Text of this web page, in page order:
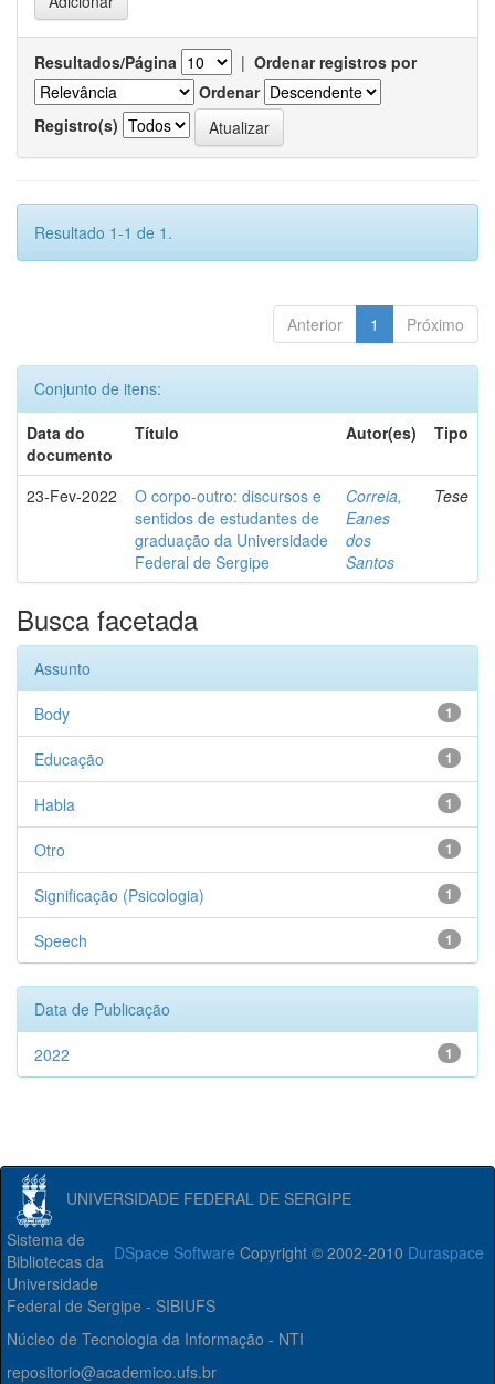
Resultados/Página | Ordenar registros por
Ordenar
Registro(s)
Resultado 1-1 de 1.
Anterior 1 Próximo
Conjunto de itens:
Data do
documento
Título Autor(es) Tipo
23-Fev-2022
O corpo-outro: discursos e
sentidos de estudantes de
graduação da Universidade
Federal de Sergipe
Correia,
Eanes
dos
Santos
Tese
Busca facetada
Assunto
1
Body
1
Educação
1
Habla
1
Otro
1
Significação (Psicologia)
1
Speech
Data de Publicação
1
2022
UNIVERSIDADE FEDERAL DE SERGIPE
DSpace Software Copyright © 2002-2010 Duraspace
Sistema de
Bibliotecas da
Universidade
Federal de Sergipe - SIBIUFS
Núcleo de Tecnologia da Informação - NTI
repositorio@academico.ufs.br